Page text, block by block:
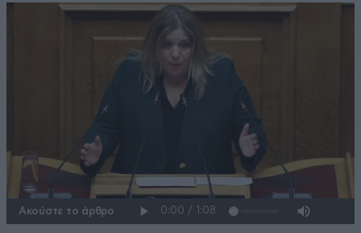
Ακούστε το άρθρο